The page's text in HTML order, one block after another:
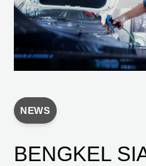
NEWS
BENGKEL